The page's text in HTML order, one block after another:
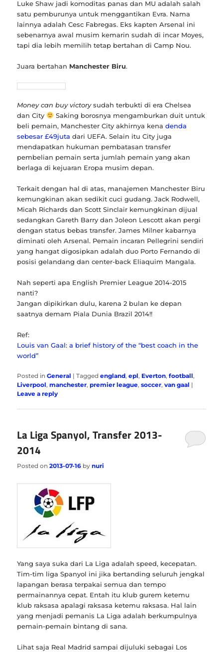
Luke Shaw jadi komoditas panas dan MU adalah salah
satu pemburunya untuk menggantikan Evra. Nama
lainnya adalah Cesc Fabregas. Eks kapten Arsenal ini
sebenarnya awal musim kemarin sudah di incar Moyes,
tapi dia lebih memilih tetap bertahan di Camp Nou.
Juara bertahan Manchester Biru.
Money can buy victorysudah terbukti di era Chelsea
dan City
Saking borosnya mengamburkan duit untuk
beli pemain, Manchester City akhirnya kenadenda
sebesar £49juta dari UEFA. Selain itu City juga
mendapatkan hukuman pembatasan transfer
pembelian pemain serta jumlah pemain yang akan
berlaga di kejuaran Eropa musim depan.
Terkait dengan hal di atas, manajemen Manchester Biru
kemungkinan akan sedikit cuci gudang. Jack Rodwell,
Micah Richards dan Scott Sinclair kemungkinan dijual
sedangkan Gareth Barry dan Joleon Lescott akan pergi
dengan status bebas transfer. James Milner kabarnya
diminati oleh Arsenal. Pemain incaran Pellegrini sendiri
yang hangat digosipkan adalah duo Porto Fernando di
posisi gelandang dan center-back Eliaquim Mangala.
Nah seperti apa English Premier League 2014-2015
nanti?
Jangan dipikirkan dulu, karena 2 bulan ke depan
saatnya demam Piala Dunia Brazil 2014!!
Ref:
Louis van Gaal: a brief history of the “best coach in the
world”
Posted in General |Tagged england,epl, Everton,football,
Liverpool,manchester,premier league,soccer,van gaal |
Leave a reply
La Liga Spanyol, Transfer 2013-
2014
Posted on2013-07-16 bynuri
Yang saya suka dari La Liga adalah speed, kecepatan.
Tim-tim liga Spanyol ini jika bertanding seluruh jengkal
lapangan berasa terpakai semua dan tempo
permainannya cepat. Entah itu klub gurem ketemu
klub raksasa apalagi raksasa ketemu raksasa. Hal lain
yang menjadi pemanis La Liga adalah berkumpulnya
pemain-pemain bintang di sana.
Lihat saja Real Madrid sampai dijuluki sebagai Los